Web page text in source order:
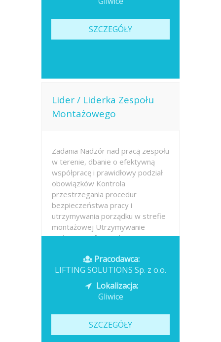
SZCZEGÓŁY
Lider / Liderka Zespołu
Montażowego
Zadania Nadzór nad pracą zespołu
w terenie, dbanie o efektywną
współpracę i prawidłowy podział
obowiązków Kontrola
przestrzegania procedur
bezpieczeństwa pracy i
utrzymywania porządku w strefie
montażowej Utrzymywanie
stałego, profesjonalnego
Opublikowano: dzisiaj
Pracodawca:
LIFTING SOLUTIONS Sp. z o.o.
Lokalizacja:
Gliwice
SZCZEGÓŁY